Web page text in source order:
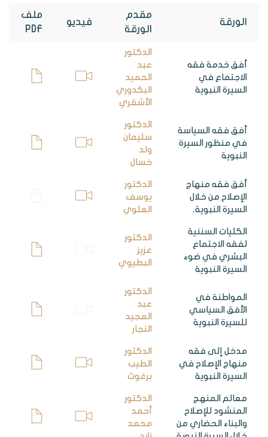
الورقة
مقدم
الورقة
فيديو
ملف
PDF
أفق خدمة فقه
الاجتماع في
السيرة النبوية
الدكتور
عبد
الحميد
البكدوري
الأشقري
أفق فقه السياسة
في منظور السيرة
النبوية
الدكتور
سليمان
ولد
خسال
أفق فقه منهاج
الإصلاح من خلال
السيرة النبوية.
الدكتور
يوسف
العلوي
الكليات السننية
لفقه الاجتماع
البشري في ضوء
السيرة النبوية
الدكتور
عزيز
البطيوي
المواطنة في
الأفق السياسي
للسيرة النبوية
الدكتور
عبد
المجيد
النجار
مدخل إلى فقه
منهاج الإصلاح في
السيرة النبوية
الدكتور
الطيب
برغوث
معالم المنهج
المنشود للإصلاح
والبناء الحضاري من
الدكتور
أحمد
محمد